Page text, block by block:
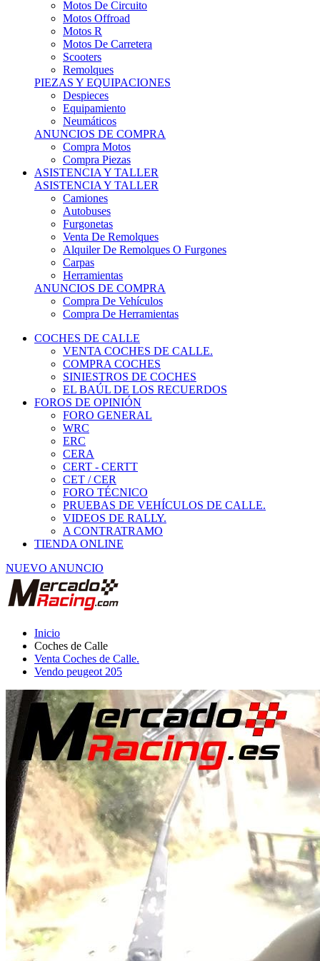
Motos R
Motos De Carretera
Scooters
Remolques
PIEZAS Y EQUIPACIONES
Despieces
Equipamiento
Neumáticos
ANUNCIOS DE COMPRA
Compra Motos
Compra Piezas
ASISTENCIA Y TALLER
ASISTENCIA Y TALLER
Camiones
Autobuses
Furgonetas
Venta De Remolques
Alquiler De Remolques O Furgones
Carpas
Herramientas
ANUNCIOS DE COMPRA
Compra De Vehículos
Compra De Herramientas
COCHES DE CALLE
VENTA COCHES DE CALLE.
COMPRA COCHES
SINIESTROS DE COCHES
EL BAÚL DE LOS RECUERDOS
FOROS DE OPINIÓN
FORO GENERAL
WRC
ERC
CERA
CERT - CERTT
CET / CER
FORO TÉCNICO
PRUEBAS DE VEHÍCULOS DE CALLE.
VIDEOS DE RALLY.
A CONTRATRAMO
TIENDA ONLINE
NUEVO ANUNCIO
Coches de Calle
Venta Coches de Calle.
Vendo peugeot 205